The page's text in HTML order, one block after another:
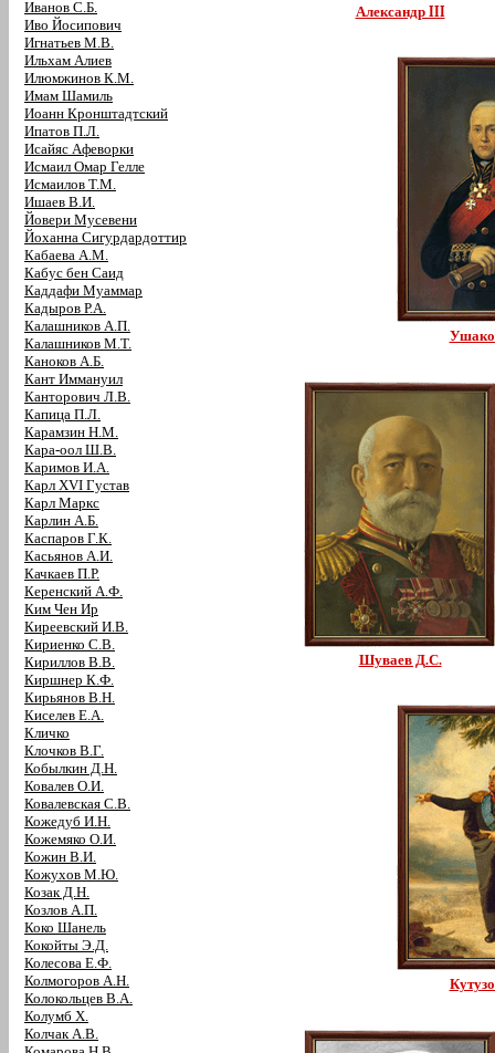
Иванов С.Б.
Иво Йосипович
Игнатьев М.В.
Ильхам Алиев
Илюмжинов К.М.
Имам Шамиль
Иоанн Кронштадтский
Ипатов П.Л.
Исайяс Афеворки
Исмаил Омар Гелле
Исмаилов Т.М.
Ишаев В.И.
Йовери Мусевени
Йоханна Сигурдардоттир
Кабаева А.М.
Кабус бен Саид
Каддафи Муаммар
Кадыров Р.А.
Калашников А.П.
Калашников М.Т.
Каноков А.Б.
Кант Иммануил
Канторович Л.В.
Капица П.Л.
Карамзин Н.М.
Кара-оол Ш.В.
Каримов И.А.
Карл XVI Густав
Карл Маркс
Карлин А.Б.
Каспаров Г.К.
Касьянов А.И.
Качкаев П.Р.
Керенский А.Ф.
Ким Чен Ир
Киреевский И.В.
Кириенко С.В.
Кириллов В.В.
Киршнер К.Ф.
Кирьянов В.Н.
Киселев Е.А.
Кличко
Клочков В.Г.
Кобылкин Д.Н.
Ковалев О.И.
Ковалевская С.В.
Кожедуб И.Н.
Кожемяко О.И.
Кожин В.И.
Кожухов М.Ю.
Козак Д.Н.
Козлов А.П.
Коко Шанель
Кокойты Э.Д.
Колесова Е.Ф.
Колмогоров А.Н.
Колокольцев В.А.
Колумб Х.
Колчак А.В.
Александр III
Шуваев Д.С.